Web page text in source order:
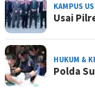
KAMPUS
Usai
HUKUM &
Polda